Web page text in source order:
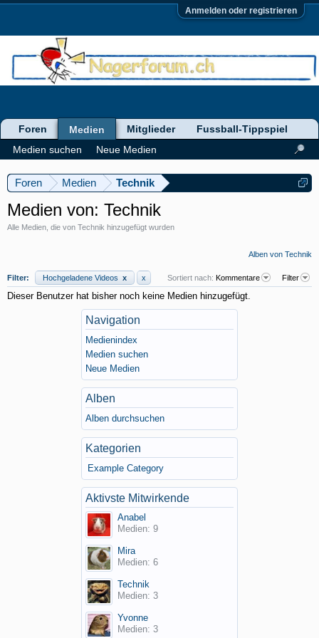
Anmelden oder registrieren
Foren Medien Technik
Medien von: Technik
Alle Medien, die von Technik hinzugefügt wurden
Alben von Technik
Filter: Hochgeladene Videos x x Sortiert nach: Kommentare Filter
Dieser Benutzer hat bisher noch keine Medien hinzugefügt.
Navigation
Medienindex
Medien suchen
Neue Medien
Alben
Alben durchsuchen
Kategorien
Example Category
Aktivste Mitwirkende
Anabel
Medien: 9
Mira
Medien: 6
Technik
Medien: 3
Yvonne
Medien: 3
Foren
Medien
Medien suchen
Neue Medien
Mitglieder Fussball-Tippspiel